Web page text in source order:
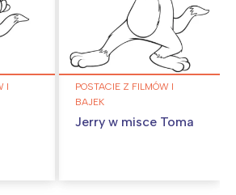
I
POSTACIE Z FILMÓW I
BAJEK
Jerry w misce Toma